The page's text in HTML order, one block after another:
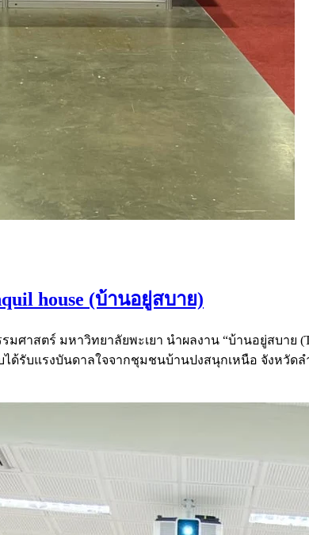
house (บ้านอยู่สบาย)
าสตร์ มหาวิทยาลัยพะเยา นำผลงาน “บ้านอยู่สบาย
บบได้รับแรงบันดาลใจจากชุมชนบ้านปงสนุกเหนือ จัง